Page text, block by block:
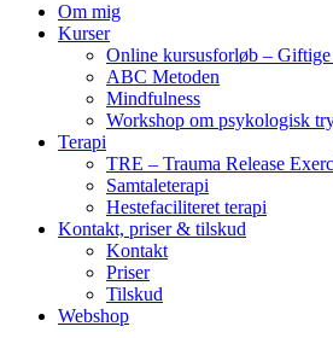
Om mig
Kurser
Online kursusforløb –
ABC Metoden
Mindfulness
Workshop om psykologisk
Terapi
TRE – Trauma Release
Samtaleterapi
Hestefaciliteret terapi
Kontakt, priser & tilskud
Kontakt
Priser
Tilskud
Webshop